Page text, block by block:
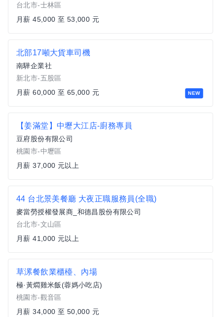
台北市-士林區
月薪 45,000 至 53,000 元
NEW
北部17噸大貨車司機
南驊企業社
新北市-五股區
月薪 60,000 至 65,000 元
【姜滿堂】中壢大江店-廚務專員
豆府股份有限公司
桃園市-中壢區
月薪 37,000 元以上
44 台北景美餐廳 大夜正職服務員(全職)
麥當勞授權發展商_和德昌股份有限公司
台北市-文山區
月薪 41,000 元以上
草漯餐飲業櫃檯、內場
極·黃燜雞米飯(蓉媽小吃店)
桃園市-觀音區
月薪 34,000 至 50,000 元